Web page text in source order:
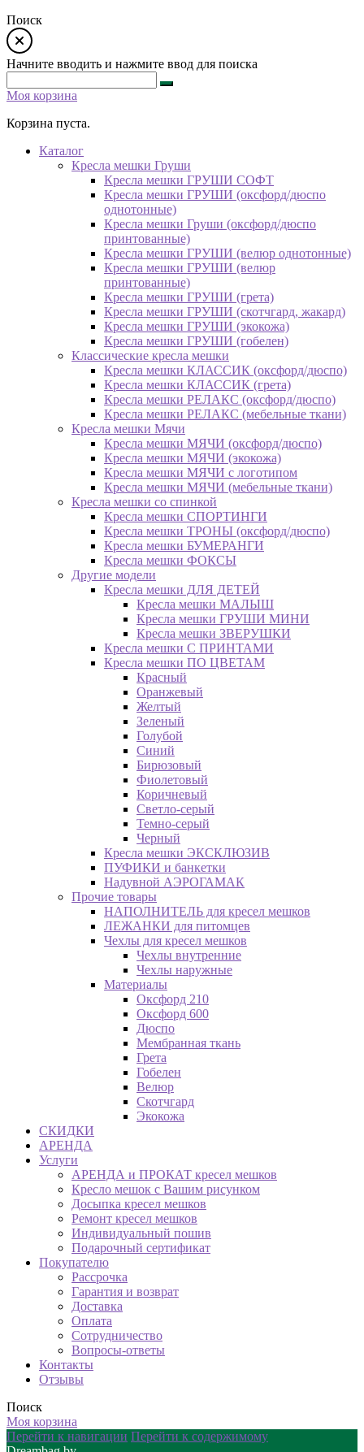
Поиск
Начните вводить и нажмите ввод для поиска
Моя корзина
Корзина пуста.
Каталог
Кресла мешки Груши
Кресла мешки ГРУШИ СОФТ
Кресла мешки ГРУШИ (оксфорд/дюспо
однотонные)
Кресла мешки Груши (оксфорд/дюспо
принтованные)
Кресла мешки ГРУШИ (велюр однотонные)
Кресла мешки ГРУШИ (велюр
принтованные)
Кресла мешки ГРУШИ (грета)
Кресла мешки ГРУШИ (скотчгард, жакард)
Кресла мешки ГРУШИ (экокожа)
Кресла мешки ГРУШИ (гобелен)
Классические кресла мешки
Кресла мешки КЛАССИК (оксфорд/дюспо)
Кресла мешки КЛАССИК (грета)
Креслa мешки РЕЛАКС (оксфорд/дюспо)
Креслa мешки РЕЛАКС (мебельные ткани)
Кресла мешки Мячи
Кресла мешки МЯЧИ (оксфорд/дюспо)
Кресла мешки МЯЧИ (экокожа)
Кресла мешки МЯЧИ с логотипом
Кресла мешки МЯЧИ (мебельные ткани)
Кресла мешки со спинкой
Кресла мешки СПОРТИНГИ
Кресла мешки ТРОНЫ (оксфорд/дюспо)
Кресла мешки БУМЕРАНГИ
Кресла мешки ФОКСЫ
Другие модели
Кресла мешки ДЛЯ ДЕТЕЙ
Кресла мешки МАЛЫШ
Кресла мешки ГРУШИ МИНИ
Кресла мешки ЗВЕРУШКИ
Кресла мешки С ПРИНТАМИ
Кресла мешки ПО ЦВЕТАМ
Красный
Оранжевый
Желтый
Зеленый
Голубой
Синий
Бирюзовый
Фиолетовый
Коричневый
Светло-серый
Темно-серый
Черный
Кресла мешки ЭКСКЛЮЗИВ
ПУФИКИ и банкетки
Надувной АЭРОГАМАК
Прочие товары
НАПОЛНИТЕЛЬ для кресел мешков
ЛЕЖАНКИ для питомцев
Чехлы для кресел мешков
Чехлы внутренние
Чехлы наружные
Материалы
Оксфорд 210
Оксфорд 600
Дюспо
Мембранная ткань
Грета
Гобелен
Велюр
Скотчгард
Экокожа
СКИДКИ
АРЕНДА
Услуги
АРЕНДА и ПРОКАТ кресел мешков
Кресло мешок с Вашим рисунком
Досыпка кресел мешков
Ремонт кресел мешков
Индивидуальный пошив
Подарочный сертификат
Покупателю
Рассрочка
Гарантия и возврат
Доставка
Оплата
Сотрудничество
Вопросы-ответы
Контакты
Отзывы
Поиск
Моя корзина
Перейти к навигации Перейти к содержимому